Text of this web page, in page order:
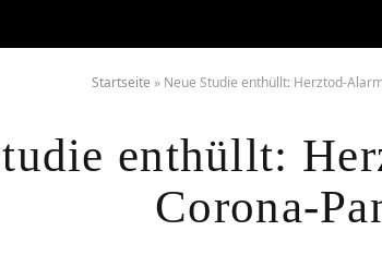
Startseite » Neue Studie enthüllt: Herztod-
enthüllt:
Corona-